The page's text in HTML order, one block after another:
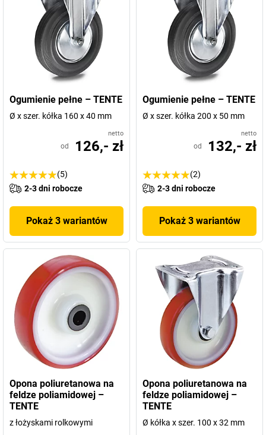
Ogumienie pełne – TENTE
Ø x szer. kółka 160 x 40 mm
netto
od 126,- zł
(5)
2-3 dni robocze
Pokaż 3 wariantów
Ogumienie pełne – TENTE
Ø x szer. kółka 200 x 50 mm
netto
od 132,- zł
(2)
2-3 dni robocze
Pokaż 3 wariantów
Opona poliuretanowa na
feldze poliamidowej –
TENTE
z łożyskami rolkowymi
Opona poliuretanowa na
feldze poliamidowej –
TENTE
Ø kółka x szer. 100 x 32 mm